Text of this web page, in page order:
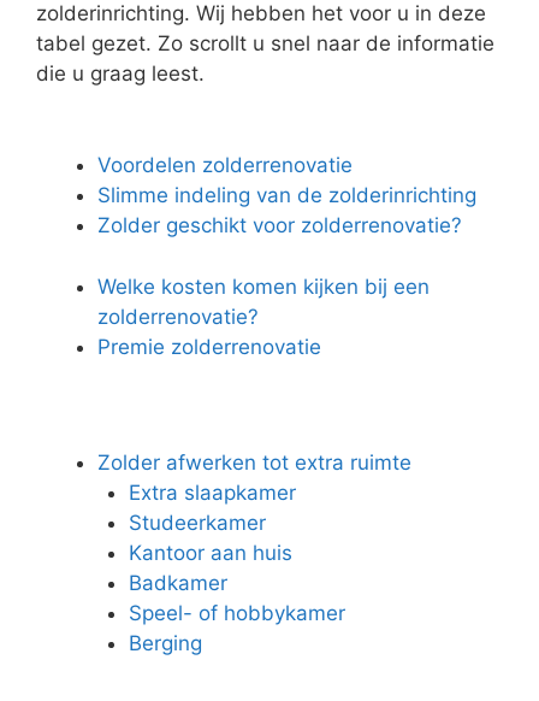
zolderinrichting. Wij hebben het voor u in deze
tabel gezet. Zo scrollt u snel naar de informatie
die u graag leest.
Voordelen zolderrenovatie
Slimme indeling van de zolderinrichting
Zolder geschikt voor zolderrenovatie?
Welke kosten komen kijken bij een
zolderrenovatie?
Premie zolderrenovatie
Zolder afwerken tot extra ruimte
Extra slaapkamer
Studeerkamer
Kantoor aan huis
Badkamer
Speel- of hobbykamer
Berging